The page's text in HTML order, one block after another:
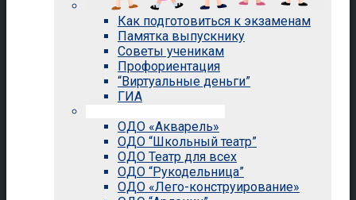
Как подготовиться к экзаменам
Памятка выпускнику
Советы ученикам
Профориентация
“Виртуальные деньги”
ГИА
ОДО «Акварель»
ОДО “Школьный театр”
ОДО Театр для всех
ОДО “Рукодельница”
ОДО «Лего-конструирование»